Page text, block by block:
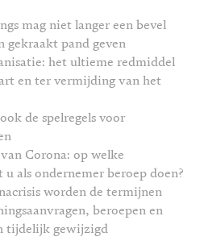
mag niet langer een bevel
pand geven
het ultieme redmiddel
en ter vermijding van het
de spelregels voor
Corona: op welke
als ondernemer beroep doen?
worden de termijnen
beroepen en
tijdelijk gewijzigd